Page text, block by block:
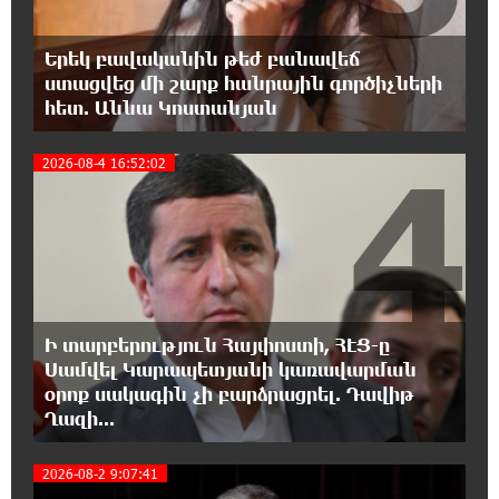
Ավետիք Չալաբյանի ուղերձը կալանավայրից
11:48:55 6-08-2026
«Չեմ վերադառնալու փաստաբանական
գործունեությանը»․ Արամ Վարդևանյան
11:43:15 6-08-2026
Հայաստանը կարիք ունի Ավետիք
Չալաբյանի նման խելացի, աշխատասեր և
զարգացած մարդու. Արմեն Մանվելյան
11:39:05 6-08-2026
Հիմա. Նարեկ Կարապետյանի ճեպազրույցը
11:34:10 6-08-2026
ՊԱՏՄՈՒԹՅԱՆ ԱՅՍ ՕՐԸ (6 օգոստոսի).
ավտոմայրուղու շինարարության մեկնարկը. «Փաստ»
Երեկ բավականին թեժ բանավեճ
ստացվեց մի շարք հանրային գործիչների
հետ. Աննա Կոստանյան
2026-08-4 16:52:02
Ի տարբերություն Հայփոստի, ՀԷՑ-ը
Սամվել Կարապետյանի կառավարման
օրոք սակագին չի բարձրացրել. Դավիթ
Ղազի...
4
2026-08-2 9:07:41